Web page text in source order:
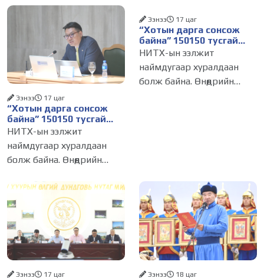
“Хотын дарга сонсож
байна” 150150 тусгай
дугаарыг наймдугаар
сарын 14-нөөс
ажиллуулж эхэлнэ
Ээнээ 17 цаг
НИТХ-ын ээлжит
наймдугаар хуралдаан
болж байна. Өнөөдрийн
нутгийн захиргааны
байгууллага, албан
тушаалтанд 2025, 2026
оны эхний хагас жилийн
байдлаар иргэдээс ирсэн
өргөдөл,
“Хотын дарга сонсож
байна” 150150 тусгай
дугаарыг наймдугаар
сарын 14-нөөс
ажиллуулж эхэлнэ
Ээнээ 17 цаг
НИТХ-ын ээлжит
наймдугаар хуралдаан
болж байна. Өнөөдрийн
өргөдөл,
Ээнээ 17 цаг Ээнээ 18 цаг